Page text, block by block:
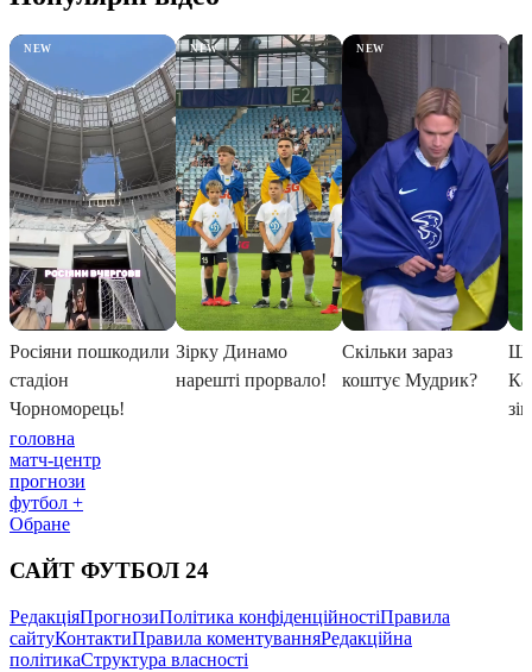
головна
матч-центр
прогнози
футбол +
Обране
САЙТ ФУТБОЛ 24
РедакціяПрогнозиПолітика конфіденційностіПравила
сайтуКонтактиПравила коментуванняРедакційна
політикаСтруктура власності